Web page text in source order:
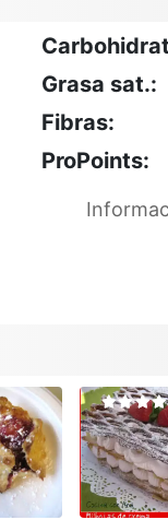
Grasa sat.:
Fibras:
ProPoints: